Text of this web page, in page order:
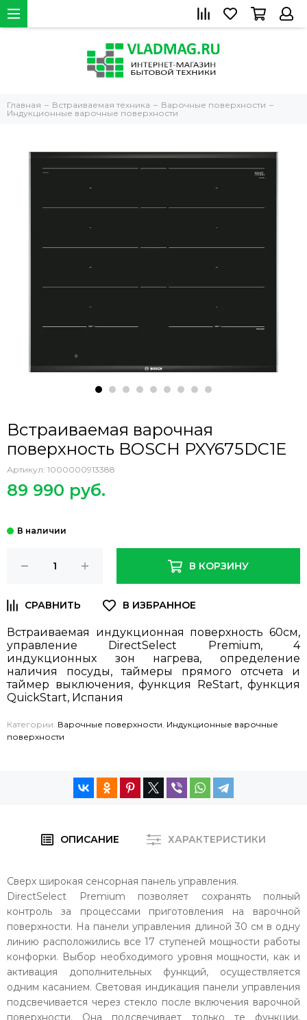
Главная Встраиваемая техника
Варочные поверхности
Индукционные варочные поверхности
Встраиваемая варочная
поверхность BOSCH PXY675DC1E
Артикул: 1000000913388
89 990 руб.
В КОРЗИНУ
Встраиваемая индукционная поверхность 60см,
управление DirectSelect Premium, 4
индукционных зон нагрева, определение
наличия посуды, таймеры прямого отсчета и
таймер выключения, функция ReStart, функция
QuickStart, Испания
Категории: Варочные поверхности, Индукционные варочные
поверхности
ОПИСАНИЕ ХАРАКТЕРИСТИКИ
Сверх широкая сенсорная панель управления.
DirectSelect Premium позволяет сохранять полный
контроль за процессами приготовления на варочной
поверхности. На панели управления длиной 30 см в одну
линию расположились все 17 ступеней мощности работы
конфорки. Выбор необходимого уровня мощности, как и
активация дополнительных функций, осуществляется
одним касанием. Световая индикация панели управления
подсвечивается через стекло после включения варочной
поверхности. Она подсвечивает только те функции,